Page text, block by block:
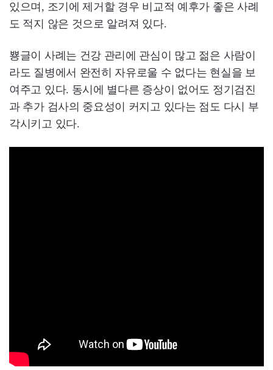
있으며, 조기에 제거할 경우 비교적 예후가 좋은 사례
도 적지 않은 것으로 알려져 있다.
뿅글이 사례는 건강 관리에 관심이 많고 젊은 사람이
라도 질병에서 완전히 자유로울 수 없다는 현실을 보
여주고 있다. 동시에 별다른 증상이 없어도 정기검진
과 추가 검사의 중요성이 커지고 있다는 점도 다시 부
각시키고 있다.